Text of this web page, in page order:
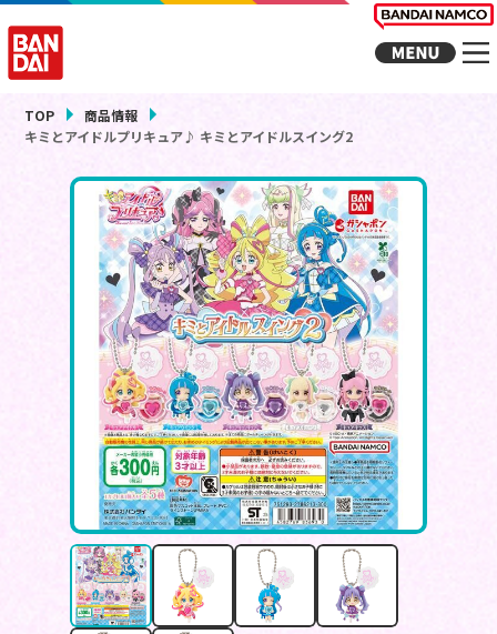
TOP
商品情報
キミとアイドルプリキュア♪ キミとアイドルスイング2